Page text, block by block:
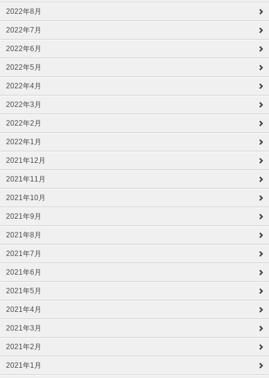
2022年8月
2022年7月
2022年6月
2022年5月
2022年4月
2022年3月
2022年2月
2022年1月
2021年12月
2021年11月
2021年10月
2021年9月
2021年8月
2021年7月
2021年6月
2021年5月
2021年4月
2021年3月
2021年2月
2021年1月